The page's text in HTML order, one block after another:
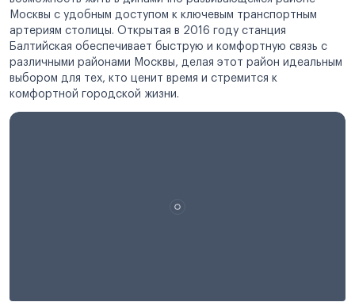
Москвы с удобным доступом к ключевым транспортным
артериям столицы. Открытая в 2016 году станция
Балтийская обеспечивает быструю и комфортную связь с
различными районами Москвы, делая этот район идеальным
выбором для тех, кто ценит время и стремится к
комфортной городской жизни.